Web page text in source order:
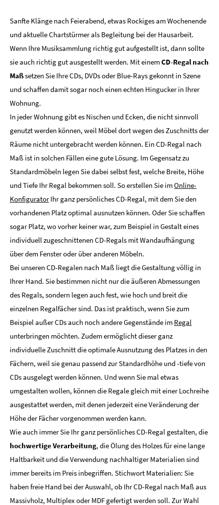
Sanfte Klänge nach Feierabend, etwas Rockiges am Wochenende
und aktuelle Chartstürmer als Begleitung bei der Hausarbeit.
Wenn Ihre Musiksammlung richtig gut aufgestellt ist, dann sollte
sie auch richtig gut ausgestellt werden. Mit einemCD-Regal nach
Maßsetzen Sie Ihre CDs, DVDs oder Blue-Rays gekonnt in Szene
und schaffen damit sogar noch einen echten Hingucker in Ihrer
Wohnung.
In jeder Wohnung gibt es Nischen und Ecken, die nicht sinnvoll
genutzt werden können, weil Möbel dort wegen des Zuschnitts der
Räume nicht untergebracht werden können. Ein CD-Regal nach
Maß ist in solchen Fällen eine gute Lösung. Im Gegensatz zu
Standardmöbeln legen Sie dabei selbst fest, welche Breite, Höhe
und Tiefe Ihr Regal bekommen soll. So erstellen Sie imOnline-
KonfiguratorIhr ganz persönliches CD-Regal, mit dem Sie den
vorhandenen Platz optimal ausnutzen können. Oder Sie schaffen
sogar Platz, wo vorher keiner war, zum Beispiel in Gestalt eines
individuell zugeschnittenen CD-Regals mit Wandaufhängung
über dem Fenster oder über anderen Möbeln.
Bei unseren CD-Regalen nach Maß liegt die Gestaltung völlig in
Ihrer Hand. Sie bestimmen nicht nur die äußeren Abmessungen
des Regals, sondern legen auch fest, wie hoch und breit die
einzelnen Regalfächer sind. Das ist praktisch, wenn Sie zum
Beispiel außer CDs auch noch andere Gegenstände im Regal
unterbringen möchten. Zudem ermöglicht dieser ganz
individuelle Zuschnitt die optimale Ausnutzung des Platzes in den
Fächern, weil sie genau passend zur Standardhöhe und -tiefe von
CDs ausgelegt werden können. Und wenn Sie mal etwas
umgestalten wollen, können die Regale gleich mit einer Lochreihe
ausgestattet werden, mit denen jederzeit eine Veränderung der
Höhe der Fächer vorgenommen werden kann.
Wie auch immer Sie Ihr ganz persönliches CD-Regal gestalten, die
hochwertige Verarbeitung, die Ölung des Holzes für eine lange
Haltbarkeit und die Verwendung nachhaltiger Materialien sind
immer bereits im Preis inbegriffen. Stichwort Materialien: Sie
haben freie Hand bei der Auswahl, ob Ihr CD-Regal nach Maß aus
Massivholz, Multiplex oder MDF gefertigt werden soll. Zur Wahl